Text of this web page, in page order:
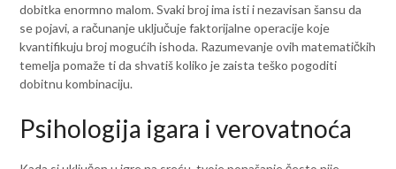
dobitka enormno malom. Svaki broj ima isti i nezavisan šansu da
se pojavi, a računanje uključuje faktorijalne operacije koje
kvantifikuju broj mogućih ishoda. Razumevanje ovih matematičkih
temelja pomaže ti da shvatiš koliko je zaista teško pogoditi
dobitnu kombinaciju.
Psihologija igara i verovatnoća